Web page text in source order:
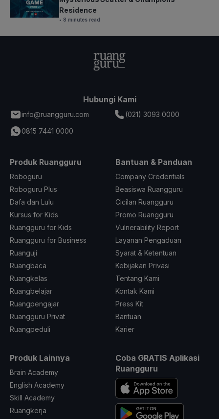
Residence
• 8 minutes read
Hubungi Kami
info@ruangguru.com
(021) 3093 0000
0815 7441 0000
Produk Ruangguru
Roboguru
Roboguru Plus
Dafa dan Lulu
Kursus for Kids
Ruangguru for Kids
Ruangguru for Business
Ruanguji
Ruangbaca
Ruangkelas
Ruangbelajar
Ruangpengajar
Ruangguru Privat
Ruangpeduli
Bantuan & Panduan
Company Credentials
Beasiswa Ruangguru
Cicilan Ruangguru
Promo Ruangguru
Vulnerability Report
Layanan Pengaduan
Syarat & Ketentuan
Kebijakan Privasi
Tentang Kami
Kontak Kami
Press Kit
Bantuan
Karier
Produk Lainnya
Brain Academy
English Academy
Skill Academy
Ruangkerja
Coba GRATIS Aplikasi
Ruangguru